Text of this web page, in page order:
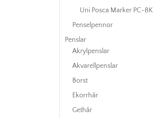
Uni Posca Marker PC-8K
Penselpennor
Penslar
Akrylpenslar
Akvarellpenslar
Borst
Ekorrhår
Gethår